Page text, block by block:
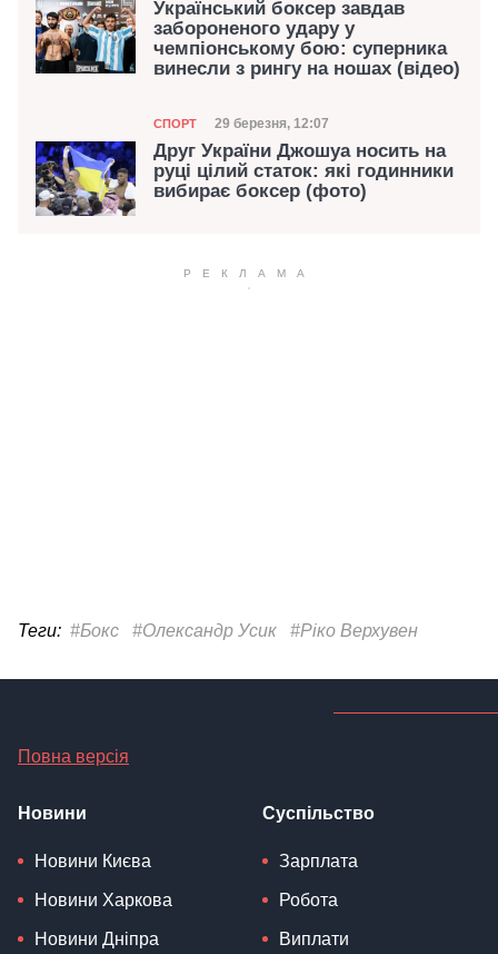
Український боксер завдав
забороненого удару у
чемпіонському бою: суперника
винесли з рингу на ношах (відео)
Категорія
СПОРТ Дата публікації
29 березня, 12:07
Друг України Джошуа носить на
руці цілий статок: які годинники
вибирає боксер (фото)
Теги: #Бокс #Олександр Усик #Ріко Верхувен
Повна версія
Новини
Новини Києва
Новини Харкова
Новини Дніпра
Суспільство
Зарплата
Робота
Виплати